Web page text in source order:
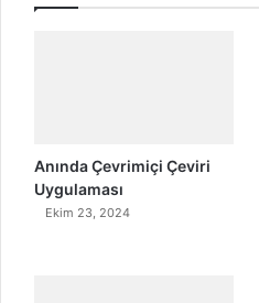
Anında Çevrimiçi Çeviri
Uygulaması
Ekim 23, 2024